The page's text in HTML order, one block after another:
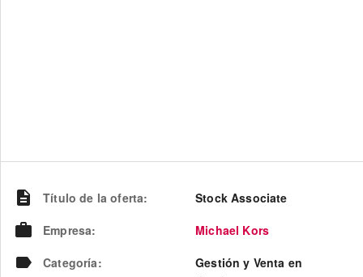
Título de la oferta:
Stock Associate
Empresa:
Michael Kors
Categoría:
Gestión y Venta en